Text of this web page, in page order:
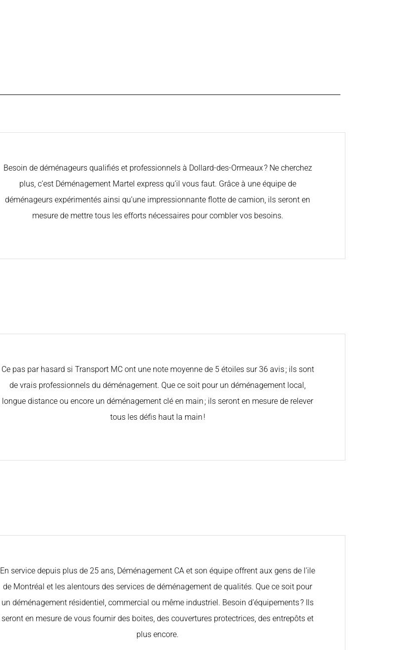
Besoin de déménageurs qualifiés et professionnels à Dollard-des-Ormeaux ? Ne cherchez
plus, c’est Déménagement Martel express qu’il vous faut. Grâce à une équipe de
déménageurs expérimentés ainsi qu’une impressionnante flotte de camion, ils seront en
mesure de mettre tous les efforts nécessaires pour combler vos besoins.
Ce pas par hasard si Transport MC ont une note moyenne de 5 étoiles sur 36 avis ; ils sont
de vrais professionnels du déménagement. Que ce soit pour un déménagement local,
longue distance ou encore un déménagement clé en main ; ils seront en mesure de relever
tous les défis haut la main !
En service depuis plus de 25 ans, Déménagement CA et son équipe offrent aux gens de l’ile
de Montréal et les alentours des services de déménagement de qualités. Que ce soit pour
un déménagement résidentiel, commercial ou même industriel. Besoin d’équipements ? Ils
seront en mesure de vous fournir des boites, des couvertures protectrices, des entrepôts et
plus encore.